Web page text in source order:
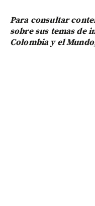
Para consultar
sobre sus temas de
Colombia y el